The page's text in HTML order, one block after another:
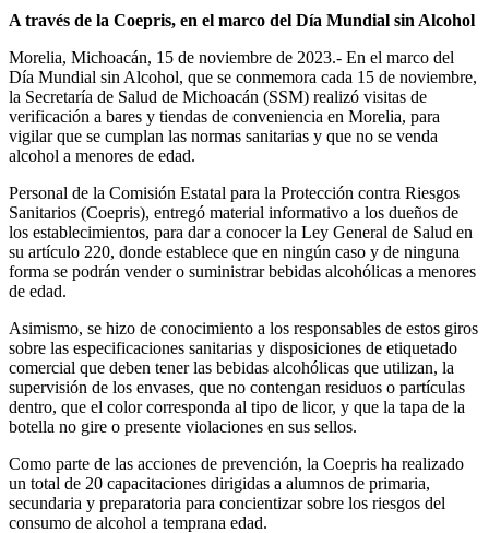
A través de la Coepris, en el marco del Día Mundial sin Alcohol
Morelia, Michoacán, 15 de noviembre de 2023.- En el marco del
Día Mundial sin Alcohol, que se conmemora cada 15 de noviembre,
la Secretaría de Salud de Michoacán (SSM) realizó visitas de
verificación a bares y tiendas de conveniencia en Morelia, para
vigilar que se cumplan las normas sanitarias y que no se venda
alcohol a menores de edad.
Personal de la Comisión Estatal para la Protección contra Riesgos
Sanitarios (Coepris), entregó material informativo a los dueños de
los establecimientos, para dar a conocer la Ley General de Salud en
su artículo 220, donde establece que en ningún caso y de ninguna
forma se podrán vender o suministrar bebidas alcohólicas a menores
de edad.
Asimismo, se hizo de conocimiento a los responsables de estos giros
sobre las especificaciones sanitarias y disposiciones de etiquetado
comercial que deben tener las bebidas alcohólicas que utilizan, la
supervisión de los envases, que no contengan residuos o partículas
dentro, que el color corresponda al tipo de licor, y que la tapa de la
botella no gire o presente violaciones en sus sellos.
Como parte de las acciones de prevención, la Coepris ha realizado
un total de 20 capacitaciones dirigidas a alumnos de primaria,
secundaria y preparatoria para concientizar sobre los riesgos del
consumo de alcohol a temprana edad.